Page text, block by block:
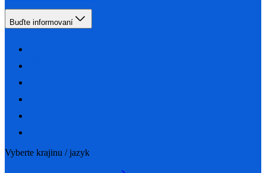
Buďte informovaní
Vyberte krajinu / jazyk